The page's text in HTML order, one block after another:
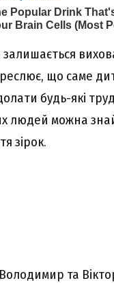
залишається
що саме
будь-які
людей можна
зірок.
та